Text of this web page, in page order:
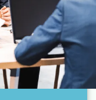
プロダクトを
とができまし
story/1654
azure-jp